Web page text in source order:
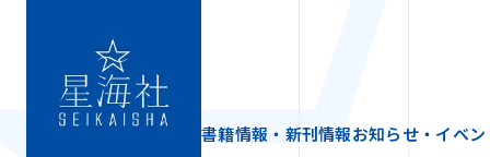
書籍情報・新刊情報お知らせ・イベン